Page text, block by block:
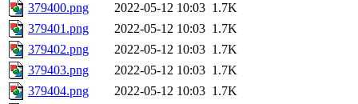
379400.png
2022-05-12 10:03 1.7K
379401.png
2022-05-12 10:03 1.7K
379402.png
2022-05-12 10:03 1.7K
379403.png
2022-05-12 10:03 1.7K
379404.png
2022-05-12 10:03 1.7K